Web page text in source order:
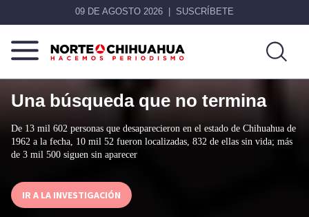
09 DE AGOSTO 2026 SUSCRÍBETE
Norte
De
Chihuahua
Más
que
noticias,
hacemos periodismo
Una búsqueda que no termina
De 13 mil 602 personas que desaparecieron en el estado de Chihuahua de
1962 a la fecha, 10 mil 52 fueron localizadas, 832 de ellas sin vida; más
de 3 mil 500 siguen sin aparecer
IR A LA INVESTIGACIÓN